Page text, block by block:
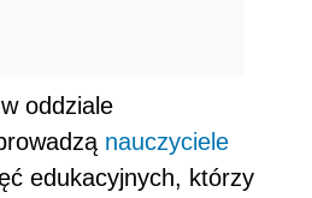
oddziale
nauczyciele
edukacyjnych, którzy